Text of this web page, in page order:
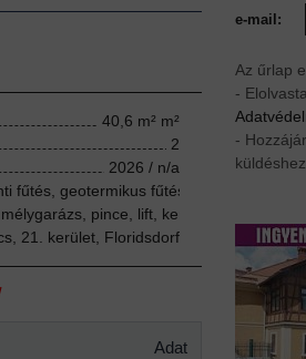
40,6 m² m²
2
2026 / n/a
fűtés, geotermikus fűtés
pince, lift, kerékpártároló,
21. kerület, Floridsdorf
Adat
e-mail:
Az űrlap
-
-
küldéshez.